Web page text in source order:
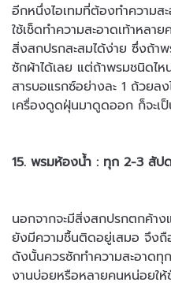
อีกหนึ่งไอเทมที่ต้องทำความส
ใช้เช็ดทำความสะอาดเท้าหลา
สิ่งสกปรกสะสมได้ง่าย ซึ่งถ้าพ
ซักผ้าได้เลย แต่ถ้าพรมชนิดไห
สารบอแรกซ์อย่างละ 1 ถ้วยลง
เครื่องดูดฝุ่นมาดูดออก ก็จะเ
15. พรมห้องน้ำ : ทุก 2-3 สัป
นอกจากจะมีสิ่งสกปรกตกค้า
ยังมีความชื้นติดอยู่เสมอ จึงถื
ดังนั้นควรซักทำความสะอาดทุ
งานบ่อยหรือหลายคนหน่อยใ